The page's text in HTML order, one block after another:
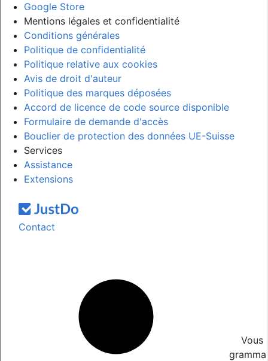
Google Store
Mentions légales et confidentialité
Conditions générales
Politique de confidentialité
Politique relative aux cookies
Avis de droit d'auteur
Politique des marques déposées
Accord de licence de code source disponible
Formulaire de demande d'accès
Bouclier de protection des données UE-Suisse
Services
Assistance
Extensions
Contact
Vous